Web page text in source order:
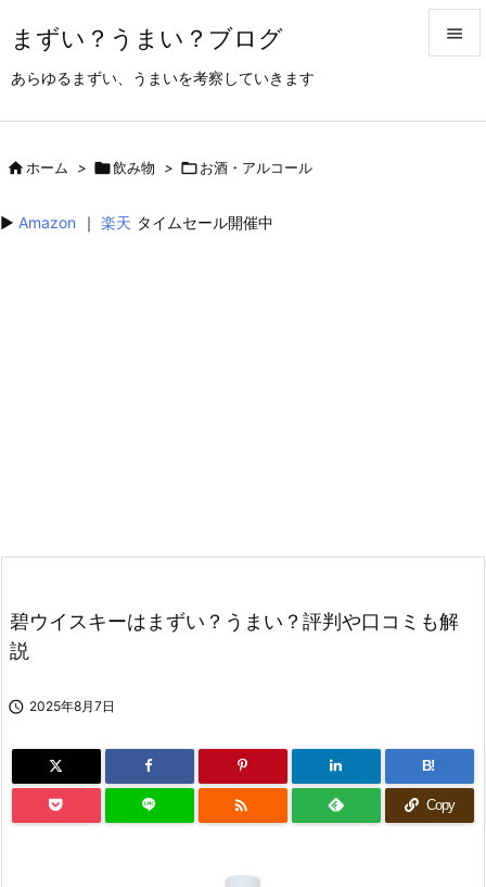
まずい？うまい？ブログ
あらゆるまずい、うまいを考察していきます

ホーム > 飲み物 > お酒・アルコール
▶︎ Amazon ｜ 楽天 タイムセール開催中
碧ウイスキーはまずい？うまい？評判や口コミも解
説
 2025年8月7日
B!
 Copy